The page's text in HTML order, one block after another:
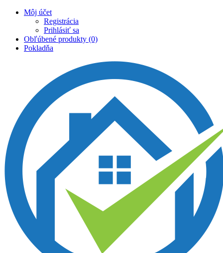
Môj účet
Registrácia
Prihlásiť sa
Obľúbené produkty (0)
Pokladňa